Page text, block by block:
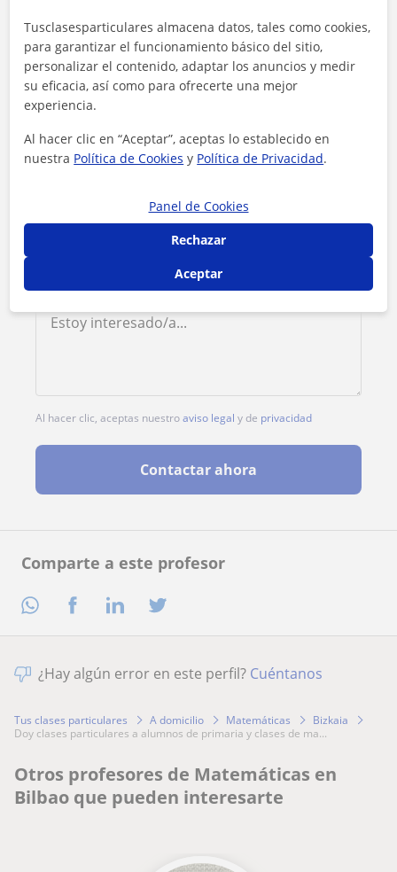
Comparte a este profesor
Contacta con Asier
Tarifa 12 €/h
1ª clase gratis
Al hacer clic, aceptas nuestroaviso legal y de privacidad
Contactar ahora
¿Hay algún error en este perfil? Cuéntanos
Tus clases particulares A domicilio Matemáticas
Bizkaia
doy clases particulares a alumnos de primaria y clases de ma...
Otros profesores de Matemáticas en
Bilbao que pueden interesarte
Tusclasesparticulares almacena datos, tales como cookies,
para garantizar el funcionamiento básico del sitio,
personalizar el contenido, adaptar los anuncios y medir
su eficacia, así como para ofrecerte una mejor
experiencia.
Al hacer clic en “Aceptar”, aceptas lo establecido en
nuestra Política de Cookies y Política de Privacidad.
Panel de Cookies
Rechazar
Aceptar